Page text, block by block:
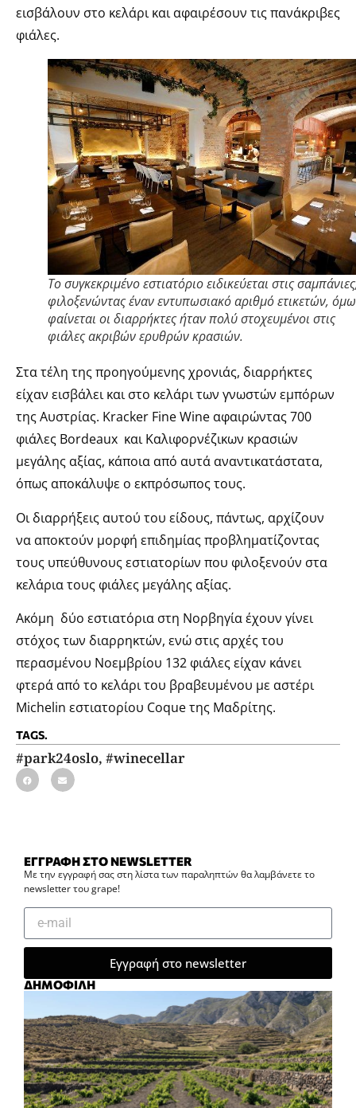
εισβάλουν στο κελάρι και αφαιρέσουν τις πανάκριβες
φιάλες.
Το συγκεκριμένο εστιατόριο ειδικεύεται στις
φιλοξενώντας έναν εντυπωσιακό αριθμό ετικετών,
φαίνεται οι διαρρήκτες ήταν πολύ στοχευμένοι στις
φιάλες ακριβών ερυθρών κρασιών.
Στα τέλη της προηγούμενης χρονιάς, διαρρήκτες
είχαν εισβάλει και στο κελάρι των γνωστών εμπόρων
της Αυστρίας. Kracker Fine Wine αφαιρώντας 700
φιάλες Bordeaux και Καλιφορνέζικων κρασιών
μεγάλης αξίας, κάποια από αυτά αναντικατάστατα,
όπως αποκάλυψε ο εκπρόσωπος τους.
Οι διαρρήξεις αυτού του είδους, πάντως, αρχίζουν
να αποκτούν μορφή επιδημίας προβληματίζοντας
τους υπεύθυνους εστιατορίων που φιλοξενούν στα
κελάρια τους φιάλες μεγάλης αξίας.
Ακόμη δύο εστιατόρια στη Νορβηγία έχουν γίνει
στόχος των διαρρηκτών, ενώ στις αρχές του
περασμένου Νοεμβρίου 132 φιάλες είχαν κάνει
φτερά από το κελάρι του βραβευμένου με αστέρι
Michelin εστιατορίου Coque της Μαδρίτης.
TAGS.
#park24oslo, #winecellar
ΕΓΓΡΑΦΗ ΣΤΟ NEWSLETTER
Με την εγγραφή σας στη λίστα των παραληπτών θα λαμβάνετε το
newsletter του grape!
Εγγραφή στο newsletter
ΔΗΜΟΦΙΛΗ